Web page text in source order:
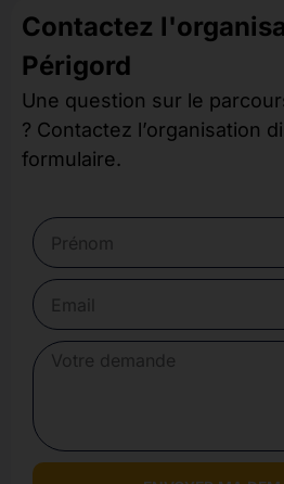
Contactez
Périgord
Une question sur le
? Contactez l’organisation
formulaire.